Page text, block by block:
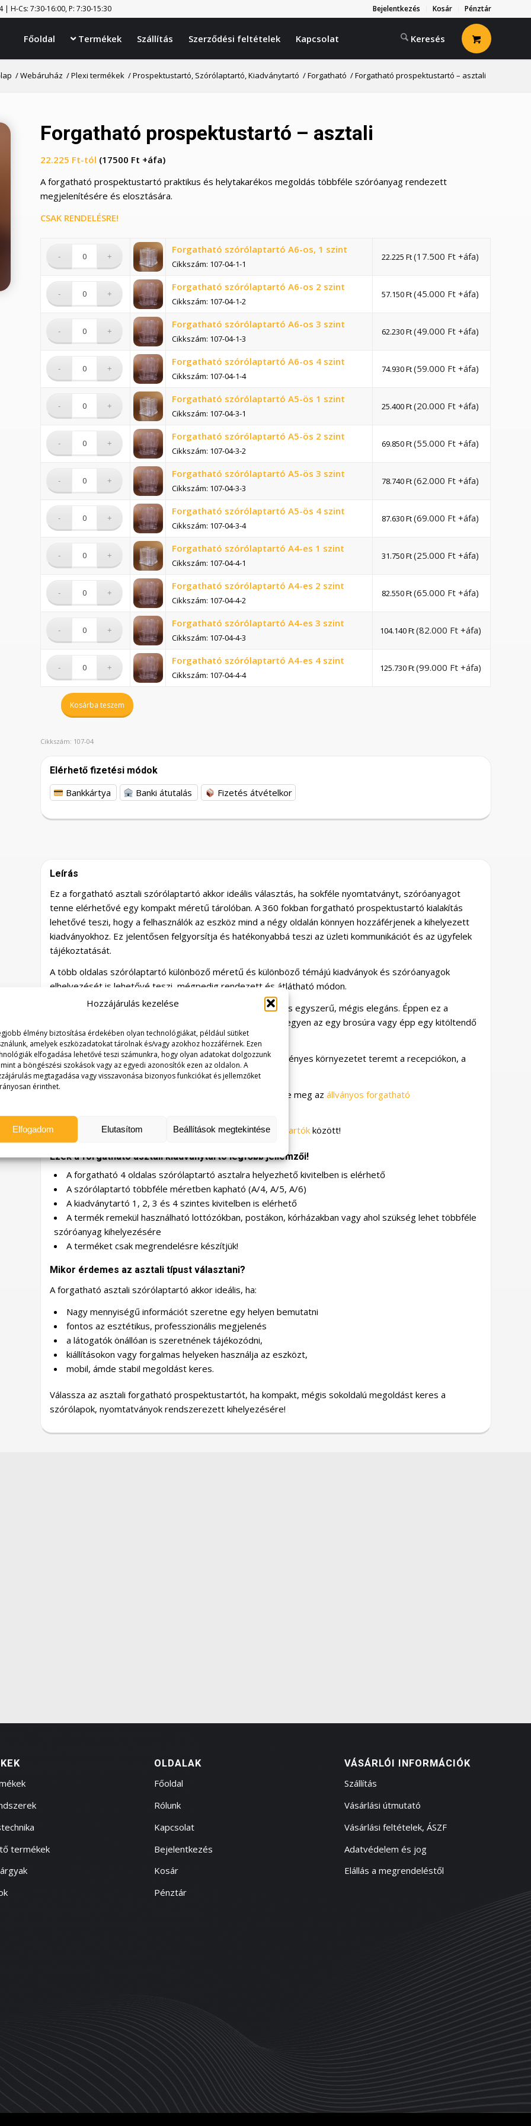
Hozzájárulás kezelése
élmény biztosítása érdekében olyan technológiákat, például sütiket
amelyek eszközadatokat tárolnak és/vagy azokhoz hozzáférnek. Ezen
elfogadása lehetővé teszi számunkra, hogy olyan adatokat dolgozzunk
a böngészési szokások vagy az egyedi azonosítók ezen az oldalon. A
megtagadása vagy visszavonása bizonyos funkciókat és jellemzőket
érinthet.
Elfogadom Elutasítom Beállítások megtekintése
Bejelentkezés Kosár Pénztár
H-Cs: 7:30-16:00, P: 7:30-15:30
Főoldal Termékek Szállítás Szerződési feltételek Kapcsolat
/Webáruház /Plexi termékek /Prospektustartó, Szórólaptartó, Kiadványtartó /Forgatható /Forgatható prospektustartó – asztali
Forgatható prospektustartó – asztali
22.225 Ft-tól (17500 Ft +áfa)
A forgatható prospektustartó praktikus és helytakarékos megoldás többféle szóróanyag rendezett
megjelenítésére és elosztására.
CSAK RENDELÉSRE!
Forgatható szórólaptartó A6-os, 1 szint
Cikkszám: 107-04-1-1
22.225Ft(17.500 Ft +áfa)
Forgatható szórólaptartó A6-os 2 szint
Cikkszám: 107-04-1-2
57.150Ft(45.000 Ft +áfa)
Forgatható szórólaptartó A6-os 3 szint
Cikkszám: 107-04-1-3
62.230Ft(49.000 Ft +áfa)
Forgatható szórólaptartó A6-os 4 szint
Cikkszám: 107-04-1-4
74.930Ft(59.000 Ft +áfa)
Forgatható szórólaptartó A5-ös 1 szint
Cikkszám: 107-04-3-1
25.400Ft(20.000 Ft +áfa)
Forgatható szórólaptartó A5-ös 2 szint
Cikkszám: 107-04-3-2
69.850Ft(55.000 Ft +áfa)
Forgatható szórólaptartó A5-ös 3 szint
Cikkszám: 107-04-3-3
78.740Ft(62.000 Ft +áfa)
Forgatható szórólaptartó A5-ös 4 szint
Cikkszám: 107-04-3-4
87.630Ft(69.000 Ft +áfa)
Forgatható szórólaptartó A4-es 1 szint
Cikkszám: 107-04-4-1
31.750Ft(25.000 Ft +áfa)
Forgatható szórólaptartó A4-es 2 szint
Cikkszám: 107-04-4-2
82.550Ft(65.000 Ft +áfa)
Forgatható szórólaptartó A4-es 3 szint
Cikkszám: 107-04-4-3
104.140Ft(82.000 Ft+áfa)
Forgatható szórólaptartó A4-es 4 szint
Cikkszám: 107-04-4-4
125.730Ft(99.000 Ft+áfa)
Kosárba teszem
Cikkszám: 107-04
Elérhető fizetési módok
Bankkártya Banki átutalás Fizetés átvételkor
Leírás
Ez a forgatható asztali szórólaptartó akkor ideális választás, ha sokféle nyomtatványt, szóróanyagot
tenne elérhetővé egy kompakt méretű tárolóban. A 360 fokban forgatható prospektustartó kialakítás
lehetővé teszi, hogy a felhasználók az eszköz mind a négy oldalán könnyen hozzáférjenek a kihelyezett
kiadványokhoz. Ez jelentősen felgyorsítja és hatékonyabbá teszi az üzleti kommunikációt és az ügyfelek
tájékoztatását.
A több oldalas szórólaptartó különböző méretű és különböző témájú kiadványok és szóróanyagok
elhelyezését is lehetővé teszi, mégpedig rendezett és átlátható módon.
Az átlátszó plexi prospektustartó megjelenése letisztult és egyszerű, mégis elegáns. Éppen ez a
garancia arra, hogy a hangsúly mindig a tartalmon marad, legyen az egy brosúra vagy épp egy kitöltendő
űrlap.
A brosúratartó asztali kivitelben azért is népszerű, mert igényes környezetet teremt a recepciókon, a
pultokon vagy az ügyfélterekben.
Ha nagyobb kapacitású megoldásra van szüksége, tekintse meg az állványos forgatható
További lehetőségekért nézzen szét a különféle szórólaptartók között!
Ezek a forgatható asztali kiadványtartó legfőbb jellemzői!
A forgatható 4 oldalas szórólaptartó asztalra helyezhető kivitelben is elérhető
A szórólaptartó többféle méretben kapható (A/4, A/5, A/6)
A kiadványtartó 1, 2, 3 és 4 szintes kivitelben is elérhető
A termék remekül használható lottózókban, postákon, kórházakban vagy ahol szükség lehet többféle
szóróanyag kihelyezésére
A terméket csak megrendelésre készítjük!
Mikor érdemes az asztali típust választani?
A forgatható asztali szórólaptartó akkor ideális, ha:
Nagy mennyiségű információt szeretne egy helyen bemutatni
fontos az esztétikus, professzionális megjelenés
a látogatók önállóan is szeretnének tájékozódni,
kiállításokon vagy forgalmas helyeken használja az eszközt,
mobil, ámde stabil megoldást keres.
Válassza az asztali forgatható prospektustartót, ha kompakt, mégis sokoldalú megoldást keres a
szórólapok, nyomtatványok rendszerezett kihelyezésére!
termékek
OLDALAK
Főoldal
Rólunk
Kapcsolat
Bejelentkezés
Kosár
Pénztár
VÁSÁRLÓI INFORMÁCIÓK
Szállítás
Vásárlási útmutató
Vásárlási feltételek, ÁSZF
Adatvédelem és jog
Elállás a megrendeléstől